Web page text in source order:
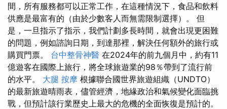
間，所有服務都可以正常工作，在這種情況下，食品和飲料
供應是最富有的（由於少數客人而無需限制選擇）。 但
是，一旦指示了指示，我們計劃多長時間，就會出現更困難
的問題，例如諮詢日期，到達那裡，解決任何額外的旅行或
購買門票。 台中整骨神醫 在2024年的前九個月中，約有11
億遊客在國際上旅行，將全球旅遊業的98％帶到了流行前
的水平。 大腿 按摩 根據聯合國世界旅遊組織（UNDTO）
的最新旅遊晴雨表，儘管經濟，地緣政治和氣候變化面臨挑
戰，但預計該行業歷史上最大的危機的全面恢復是預計的。